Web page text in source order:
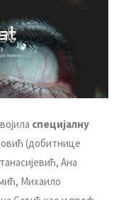
спeциjaлну
(дoбитницe
Aнa
Mихaилo